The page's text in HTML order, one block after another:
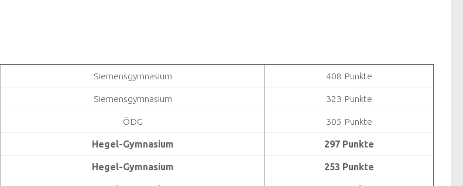
Siemensgymnasium 408 Punkte
Siemensgymnasium 323 Punkte
ÖDG 305 Punkte
Hegel-Gymnasium 297 Punkte
Hegel-Gymnasium 253 Punkte